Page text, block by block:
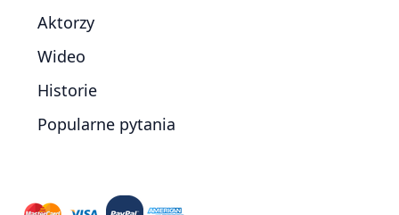
Aktorzy
Wideo
Historie
Popularne pytania